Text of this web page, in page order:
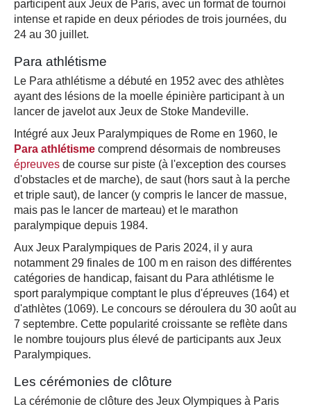
participent aux Jeux de Paris, avec un format de tournoi
intense et rapide en deux périodes de trois journées, du
24 au 30 juillet.
Para athlétisme
Le Para athlétisme a débuté en 1952 avec des athlètes
ayant des lésions de la moelle épinière participant à un
lancer de javelot aux Jeux de Stoke Mandeville.
Intégré aux Jeux Paralympiques de Rome en 1960, le
Para athlétisme comprend désormais de nombreuses
épreuves de course sur piste (à l'exception des courses
d'obstacles et de marche), de saut (hors saut à la perche
et triple saut), de lancer (y compris le lancer de massue,
mais pas le lancer de marteau) et le marathon
paralympique depuis 1984.
Aux Jeux Paralympiques de Paris 2024, il y aura
notamment 29 finales de 100 m en raison des différentes
catégories de handicap, faisant du Para athlétisme le
sport paralympique comptant le plus d'épreuves (164) et
d'athlètes (1069). Le concours se déroulera du 30 août au
7 septembre. Cette popularité croissante se reflète dans
le nombre toujours plus élevé de participants aux Jeux
Paralympiques.
Les cérémonies de clôture
La cérémonie de clôture des Jeux Olympiques à Paris